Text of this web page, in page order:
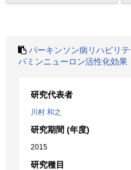
パーキンソン病リハビリ
パミンニューロン活性化効果
研究代表者
川村 和之
研究期間 (年度)
2015
研究種目